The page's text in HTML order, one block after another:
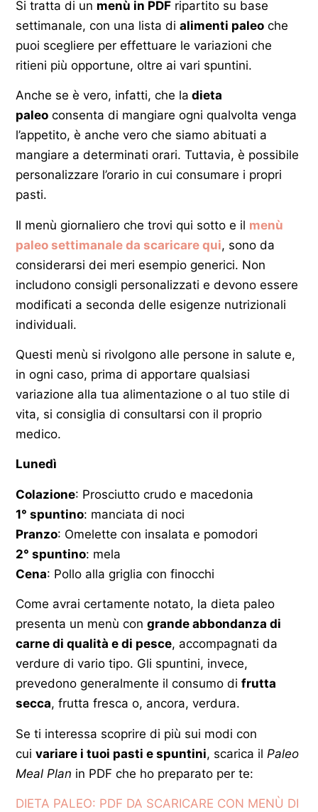
Si tratta di un menù in PDF ripartito su base
settimanale, con una lista di alimenti paleo che
puoi scegliere per effettuare le variazioni che
ritieni più opportune, oltre ai vari spuntini.
Anche se è vero, infatti, che la dieta
paleo consenta di mangiare ogni qualvolta venga
l’appetito, è anche vero che siamo abituati a
mangiare a determinati orari. Tuttavia, è possibile
personalizzare l’orario in cui consumare i propri
pasti.
Il menù giornaliero che trovi qui sotto e il menù
paleo settimanale da scaricare qui, sono da
considerarsi dei meri esempio generici. Non
includono consigli personalizzati e devono essere
modificati a seconda delle esigenze nutrizionali
individuali.
Questi menù si rivolgono alle persone in salute e,
in ogni caso, prima di apportare qualsiasi
variazione alla tua alimentazione o al tuo stile di
vita, si consiglia di consultarsi con il proprio
medico.
Lunedì
Colazione: Prosciutto crudo e macedonia
1° spuntino: manciata di noci
Pranzo: Omelette con insalata e pomodori
2° spuntino: mela
Cena: Pollo alla griglia con finocchi
Come avrai certamente notato, la dieta paleo
presenta un menù con grande abbondanza di
carne di qualità e di pesce, accompagnati da
verdure di vario tipo. Gli spuntini, invece,
prevedono generalmente il consumo di frutta
secca, frutta fresca o, ancora, verdura.
Se ti interessa scoprire di più sui modi con
cui variare i tuoi pasti e spuntini, scarica il Paleo
Meal Plan in PDF che ho preparato per te:
DIETA PALEO: PDF DA SCARICARE CON MENÙ DI